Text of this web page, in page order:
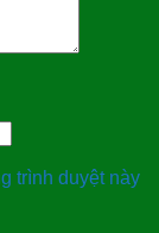
trình duyệt này